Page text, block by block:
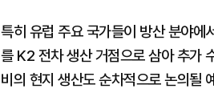
특히 유럽 주요 국가들이 방산 분야에
를 K2 전차 생산 거점으로 삼아 추가
비의 현지 생산도 순차적으로 논의될